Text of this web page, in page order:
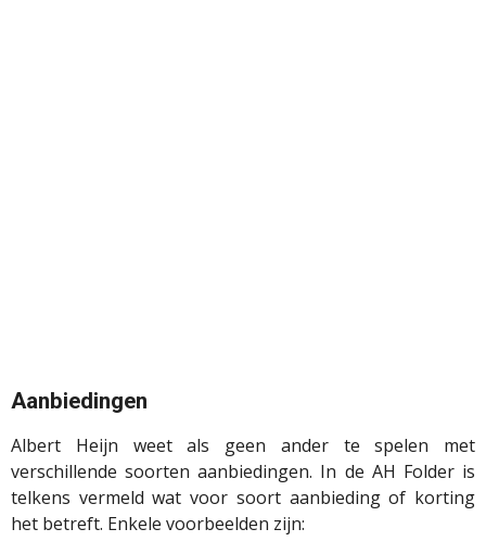
Aanbiedingen
Albert Heijn weet als geen ander te spelen met
verschillende soorten aanbiedingen. In de AH Folder is
telkens vermeld wat voor soort aanbieding of korting
het betreft. Enkele voorbeelden zijn: